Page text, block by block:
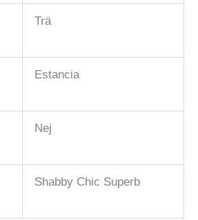
Trä
Estancia
Nej
Shabby Chic Superb